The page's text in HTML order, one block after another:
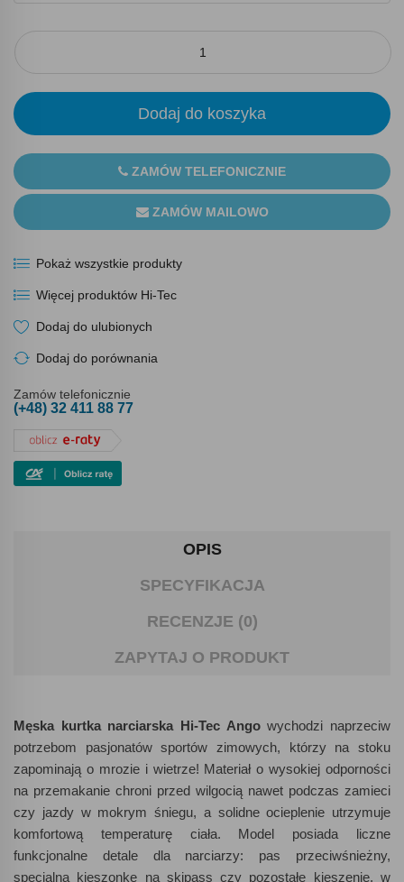
Dodaj do koszyka
ZAMÓW TELEFONICZNIE
ZAMÓW MAILOWO
Pokaż wszystkie produkty
Więcej produktów Hi-Tec
Dodaj do ulubionych
Dodaj do porównania
Zamów telefonicznie
(+48) 32 411 88 77
OPIS
SPECYFIKACJA
RECENZJE (0)
ZAPYTAJ O PRODUKT
Męska kurtka narciarska Hi-Tec Angowychodzi naprzeciw
potrzebom pasjonatów sportów zimowych, którzy na stoku
zapominają o mrozie i wietrze! Materiał o wysokiej odporności
na przemakanie chroni przed wilgocią nawet podczas zamieci
czy jazdy w mokrym śniegu, a solidne ocieplenie utrzymuje
komfortową temperaturę ciała. Model posiada liczne
funkcjonalne detale dla narciarzy: pas przeciwśnieżny,
specjalną kieszonkę na skipass czy pozostałe kieszenie, w